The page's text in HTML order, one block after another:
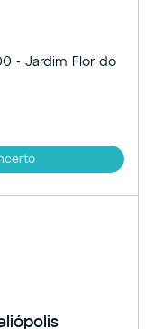
- Jardim Flor do